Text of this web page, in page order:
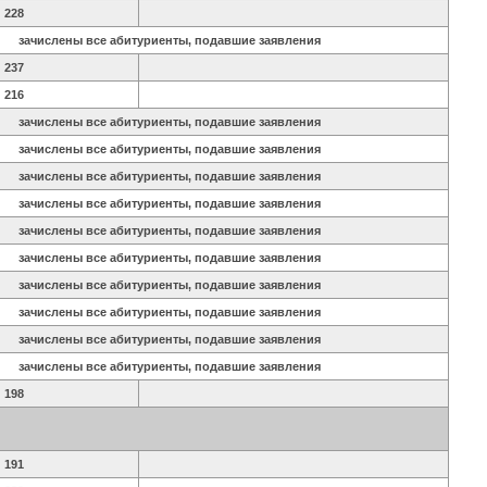
228
зачислены все абитуриенты, подавшие заявления
237
216
зачислены все абитуриенты, подавшие заявления
зачислены все абитуриенты, подавшие заявления
зачислены все абитуриенты, подавшие заявления
зачислены все абитуриенты, подавшие заявления
зачислены все абитуриенты, подавшие заявления
зачислены все абитуриенты, подавшие заявления
зачислены все абитуриенты, подавшие заявления
зачислены все абитуриенты, подавшие заявления
зачислены все абитуриенты, подавшие заявления
зачислены все абитуриенты, подавшие заявления
198
191